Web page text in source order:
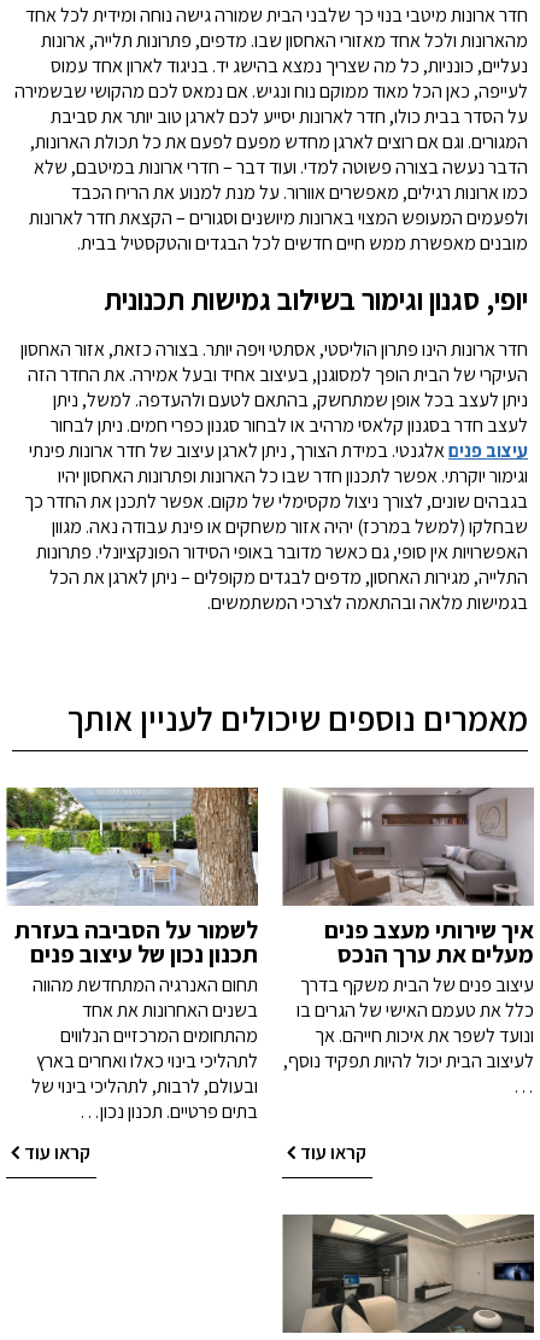
חדר ארונות מיטבי בנוי כך שלבני הבית שמורה גישה נוחה ומידית לכל אחד
מהארונות ולכל אחד מאזורי האחסון שבו. מדפים, פתרונות תלייה, ארונות
נעליים, כונניות, כל מה שצריך נמצא בהישג יד. בניגוד לארון אחד עמוס
לעייפה, כאן הכל מאוד ממוקם נוח ונגיש. אם נמאס לכם מהקושי שבשמירה
על הסדר בבית כולו, חדר לארונות יסייע לכם לארגן טוב יותר את סביבת
המגורים. וגם אם רוצים לארגן מחדש מפעם לפעם את כל תכולת הארונות,
הדבר נעשה בצורה פשוטה למדי. ועוד דבר – חדרי ארונות במיטבם, שלא
כמו ארונות רגילים, מאפשרים אוורור. על מנת למנוע את הריח הכבד
ולפעמים המעופש המצוי בארונות מיושנים וסגורים – הקצאת חדר לארונות
מובנים מאפשרת ממש חיים חדשים לכל הבגדים והטקסטיל בבית.
יופי, סגנון וגימור בשילוב גמישות תכנונית
חדר ארונות הינו פתרון הוליסטי, אסתטי ויפה יותר. בצורה כזאת, אזור האחסון
העיקרי של הבית הופך למסוגנן, בעיצוב אחיד ובעל אמירה. את החדר הזה
ניתן לעצב בכל אופן שמתחשק, בהתאם לטעם ולהעדפה. למשל, ניתן
לעצב חדר בסגנון קלאסי מרהיב או לבחור סגנון כפרי חמים. ניתן לבחור
עיצוב פניםאלגנטי. במידת הצורך, ניתן לארגן עיצוב של חדר ארונות פינתי
וגימור יוקרתי. אפשר לתכנון חדר שבו כל הארונות ופתרונות האחסון יהיו
בגבהים שונים, לצורך ניצול מקסימלי של מקום. אפשר לתכנן את החדר כך
שבחלקו (למשל במרכז) יהיה אזור משחקים או פינת עבודה נאה. מגוון
האפשרויות אין סופי, גם כאשר מדובר באופי הסידור הפונקציונלי. פתרונות
התלייה, מגירות האחסון, מדפים לבגדים מקופלים – ניתן לארגן את הכל
בגמישות מלאה ובהתאמה לצרכי המשתמשים.
מאמרים נוספים שיכולים לעניין אותך
איך שירותי מעצב פנים
מעלים את ערך הנכס
עיצוב פנים של הבית משקף בדרך
כלל את טעמם האישי של הגרים בו
ונועד לשפר את איכות חייהם. אך
לעיצוב הבית יכול להיות תפקיד נוסף,
…
קראו עוד
לשמור על הסביבה בעזרת
תכנון נכון של עיצוב פנים
תחום האנרגיה המתחדשת מהווה
בשנים האחרונות את אחד
מהתחומים המרכזיים הנלווים
לתהליכי בינוי כאלו ואחרים בארץ
ובעולם, לרבות, לתהליכי בינוי של
בתים פרטיים. תכנון נכון…
קראו עוד